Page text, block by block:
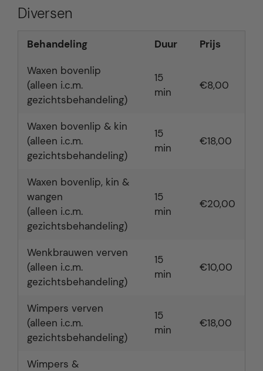
Diversen
Behandeling Duur Prijs
Waxen bovenlip
(alleen i.c.m.
gezichtsbehandeling)
15
min
€8,00
Waxen bovenlip & kin
(alleen i.c.m.
gezichtsbehandeling)
15
min
€18,00
Waxen bovenlip, kin &
wangen
(alleen i.c.m.
gezichtsbehandeling)
15
min
€20,00
Wenkbrauwen verven
(alleen i.c.m.
gezichtsbehandeling)
15
min
€10,00
Wimpers verven
(alleen i.c.m.
gezichtsbehandeling)
15
min
€18,00
Wimpers &